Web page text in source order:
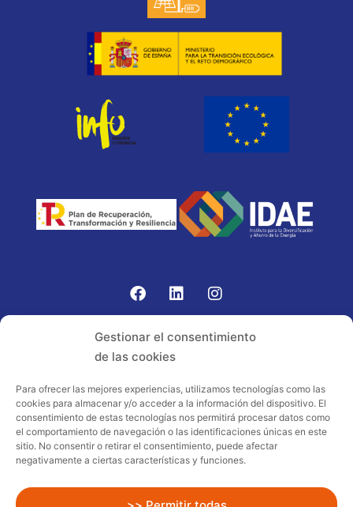
Gestionar el consentimiento
de las cookies
Para ofrecer las mejores experiencias, utilizamos tecnologías como las
cookies para almacenar y/o acceder a la información del dispositivo. El
consentimiento de estas tecnologías nos permitirá procesar datos como
el comportamiento de navegación o las identificaciones únicas en este
sitio. No consentir o retirar el consentimiento, puede afectar
negativamente a ciertas características y funciones.
Proyecto acogido al programa de
incentivos ligados al autoconsumo y
almacenamiento, con fuentes de energía
renovables, así como a la implantación
sector residencial en el marco del Plan